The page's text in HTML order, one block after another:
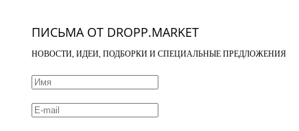
ПИСЬМА ОТ DROPP.MARKET
НОВОСТИ, ИДЕИ, ПОДБОРКИ И СПЕЦИАЛЬНЫЕ ПРЕДЛОЖЕНИЯ